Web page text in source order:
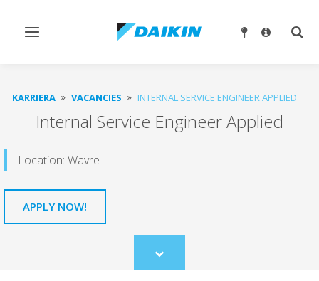
Ndrysho
KARRIERA VACANCIES INTERNAL SERVICE ENGINEER APPLIED
Internal Service Engineer Applied
Location: Wavre
APPLY NOW!
Scroll
to